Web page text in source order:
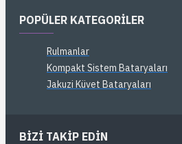
POPÜLER KATEGORILER
Rulmanlar
Kompakt Sistem Bataryaları
Jakuzi Küvet Bataryaları
BIZI TAKIP EDIN